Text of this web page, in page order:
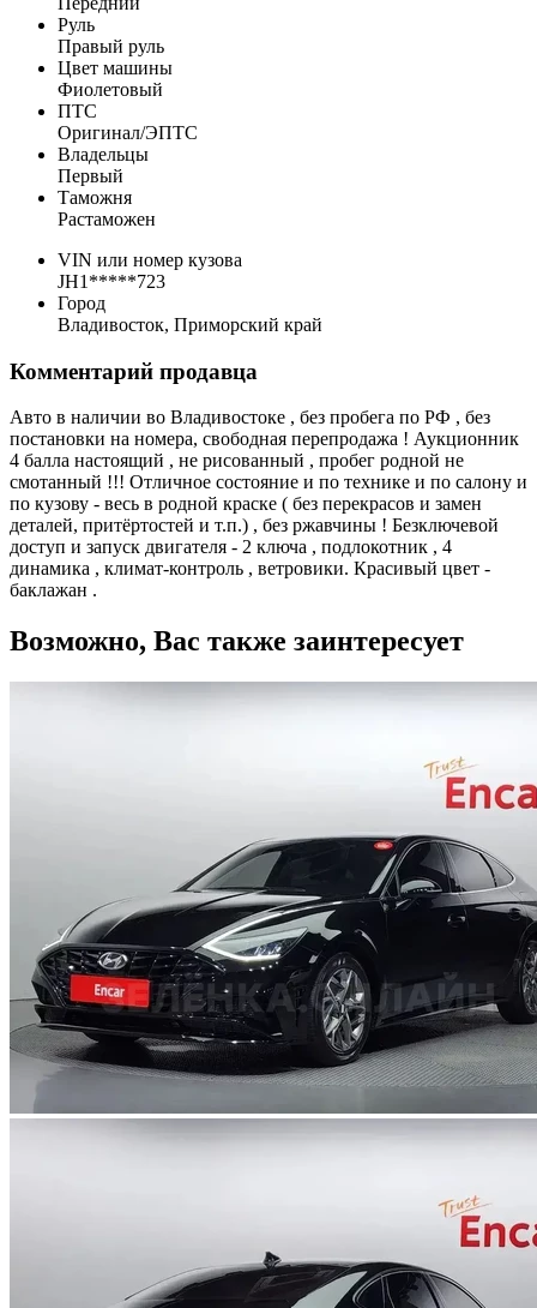
Руль
Правый руль
Цвет машины
Фиолетовый
ПТС
Оригинал/ЭПТС
Владельцы
Первый
Таможня
Растаможен
VIN или номер кузова
JH1*****723
Город
Владивосток, Приморский край
Комментарий продавца
Авто в наличии во Владивостоке , без пробега по РФ , без
постановки на номера, свободная перепродажа ! Аукционник
4 балла настоящий , не рисованный , пробег родной не
смотанный !!! Отличное состояние и по технике и по салону и
по кузову - весь в родной краске ( без перекрасов и замен
деталей, притёртостей и т.п.) , без ржавчины ! Безключевой
доступ и запуск двигателя - 2 ключа , подлокотник , 4
динамика , климат-контроль , ветровики. Красивый цвет -
баклажан .
Возможно, Вас также заинтересует